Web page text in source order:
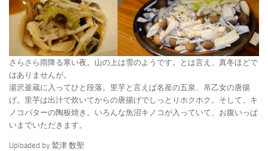
さらさら雨降る寒い夜。山の上は雪のようです。とは言え、真冬ほどで
はありませんが。
湯沢釜蔵に入ってひと段落。里芋と言えば名産の五泉、帛乙女の唐揚
げ。里芋は出汁で炊いてからの唐揚げでしっとりホクホク。そして、キ
ノコバターの陶板焼き。いろんな魚沼キノコが入っていて、お腹いっぱ
いまでいただきます。
Uploaded by 鷲津 数聖